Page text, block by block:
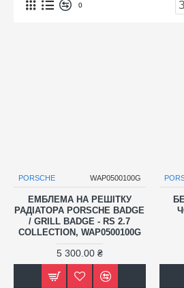
0
PORSCHE WAP0500100G
ЕМБЛЕМА НА РЕШІТКУ
РАДІАТОРА PORSCHE BADGE
/ GRILL BADGE - RS 2.7
COLLECTION, WAP0500100G
5 300.00 ₴